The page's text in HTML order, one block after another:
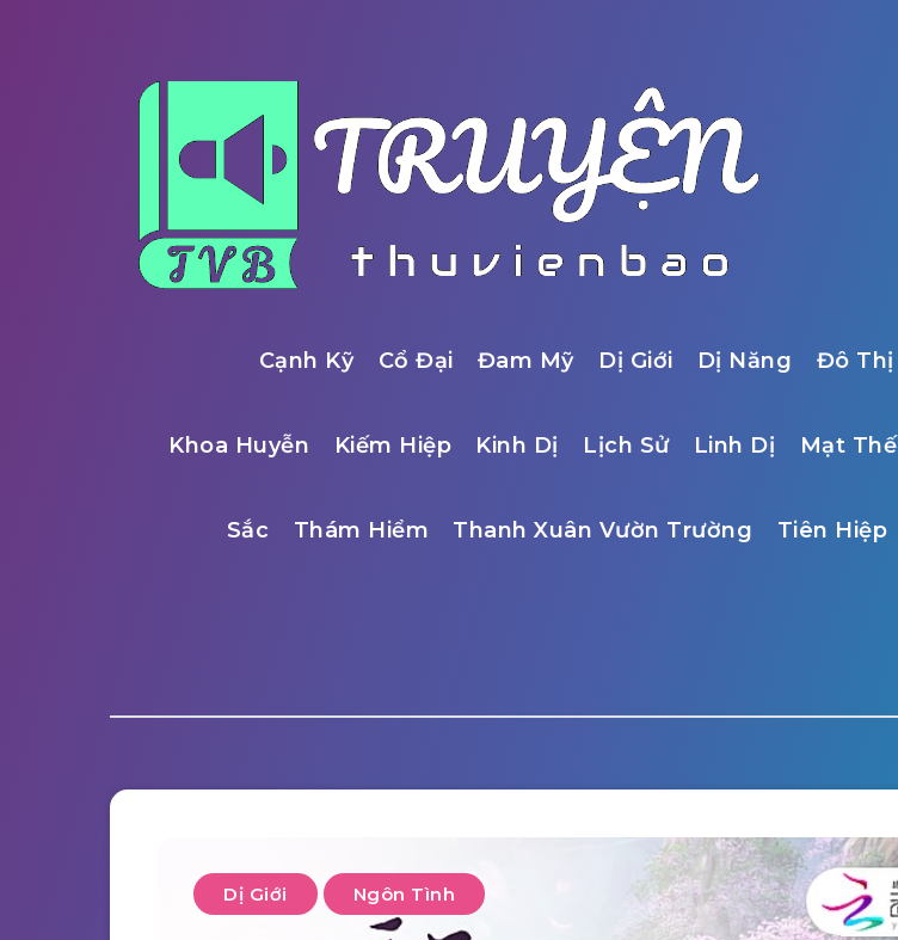
Cạnh Kỹ Cổ Đại Đam Mỹ Dị Giới Dị Năng Đô Thị
Khoa Huyễn Kiếm Hiệp Kinh Dị Lịch Sử Linh Dị Mạt Thế
Sắc Thám Hiểm Thanh Xuân Vườn Trường Tiên Hiệp
Dị Giới Ngôn Tình